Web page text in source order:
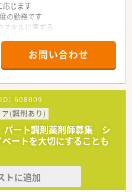
じます
の勤務です
キルに準ずる
」「健康情報発信薬局」の場で一
お問い合わせ
： 608009
(調剤あり)
パート調剤薬剤師募集 シ
ートを大切にすることも
トに追加